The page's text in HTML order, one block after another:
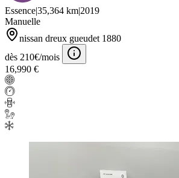
Essence|35,364 km|2019
Manuelle
nissan dreux gueudet 1880
dès 210€/mois
16,990 €